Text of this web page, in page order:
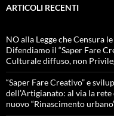
ARTICOLI RECENTI
NO alla Legge che Censura
Difendiamo il “Saper Fare
Culturale diffuso, non
“Saper Fare Creativo” e
dell’Artigianato: al via la
nuovo “Rinascimento